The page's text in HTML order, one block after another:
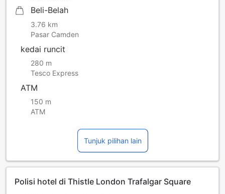
Beli-Belah
3.76 km
Pasar Camden
kedai runcit
280 m
Tesco Express
ATM
150 m
ATM
Tunjuk pilihan lain
Polisi hotel di Thistle London Trafalgar Square